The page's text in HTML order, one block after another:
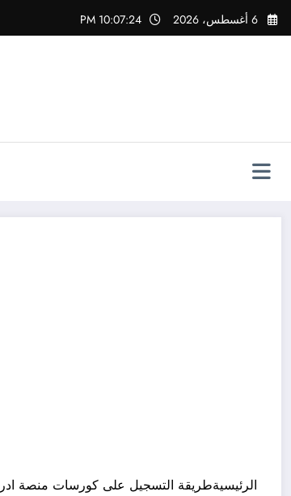
التجاوز
إلى
6 أغسطس، 2026 10:07:25 PM
الرئيسيةطريقة التسجيل على كورسات منصة